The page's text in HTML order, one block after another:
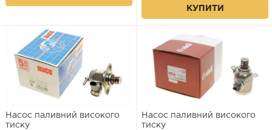
КУПИТИ
Насос паливний високого
тиску
Насос паливний високого
тиску